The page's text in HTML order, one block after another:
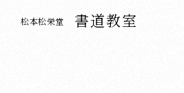
松本松栄堂 書道教室